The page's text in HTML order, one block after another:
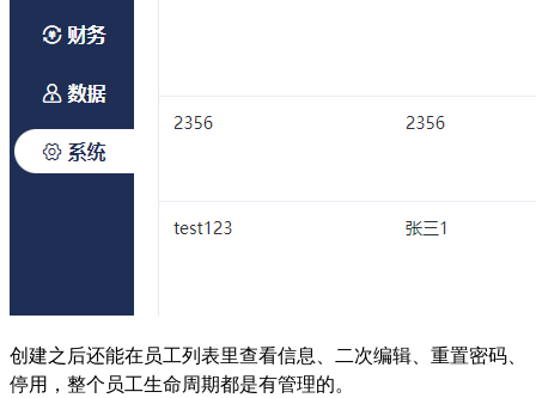
创建之后还能在员工列表里查看信息、二次编辑、重置密码、
停用，整个员工生命周期都是有管理的。